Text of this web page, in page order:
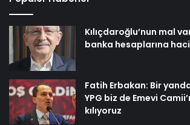
Kılıçdaroğlu’nun mal
banka hesaplarına
Fatih Erbakan: Bir
YPG biz de Emevi
kılıyoruz